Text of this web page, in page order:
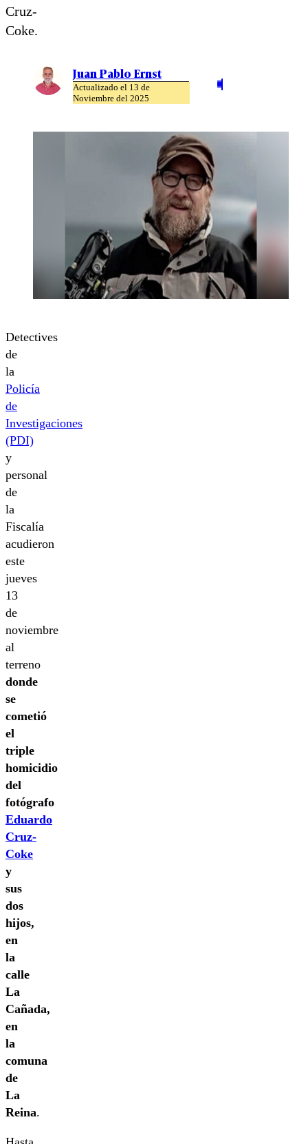
Cruz-
Coke.
Juan Pablo Ernst
Actualizado el 13 de
Noviembre del 2025
Detectives
de
la
Policía
de
Investigaciones
(PDI)
y
personal
de
la
Fiscalía
acudieron
este
jueves
13
de
noviembre
al
terreno
donde
se
cometió
el
triple
homicidio
del
fotógrafo
Eduardo
Cruz-
Coke
y
sus
dos
hijos,
en
la
calle
La
Cañada,
en
la
comuna
de
La
Reina.